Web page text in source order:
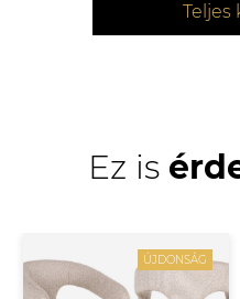
Teljes
Ez is
ÚJDONSÁG